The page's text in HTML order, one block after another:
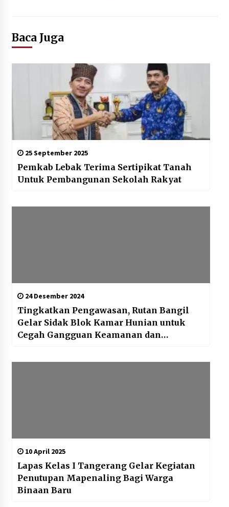
Baca Juga
25 September 2025
Pemkab Lebak Terima Sertipikat Tanah
Untuk Pembangunan Sekolah Rakyat
24 Desember 2024
Tingkatkan Pengawasan, Rutan Bangil
Gelar Sidak Blok Kamar Hunian untuk
Cegah Gangguan Keamanan dan
10 April 2025
Lapas Kelas I Tangerang Gelar Kegiatan
Penutupan Mapenaling Bagi Warga
Binaan Baru